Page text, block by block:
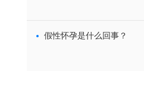
假性怀孕是什么回事？